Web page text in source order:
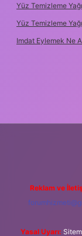
Yüz Temizleme
Yüz Temizleme
Imdat Eylemek Ne
Reklam ve
Yasal Uyarı: